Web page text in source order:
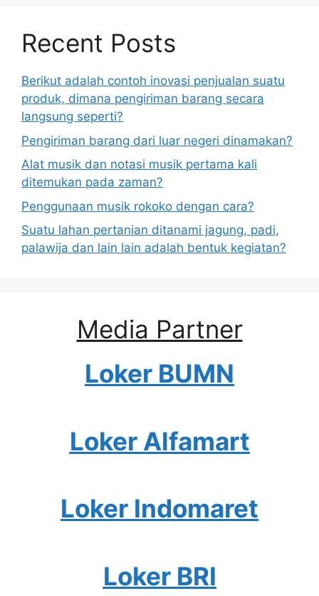
Recent Posts
Berikut adalah contoh inovasi penjualan suatu
produk, dimana pengiriman barang secara
langsung seperti?
Pengiriman barang dari luar negeri dinamakan?
Alat musik dan notasi musik pertama kali
ditemukan pada zaman?
Penggunaan musik rokoko dengan cara?
Suatu lahan pertanian ditanami jagung, padi,
palawija dan lain lain adalah bentuk kegiatan?
Media Partner
Loker BUMN
Loker Alfamart
Loker Indomaret
Loker BRI